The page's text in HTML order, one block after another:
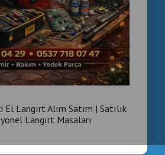
El Langırt Alım Satım | Satılık
Langırt Masaları